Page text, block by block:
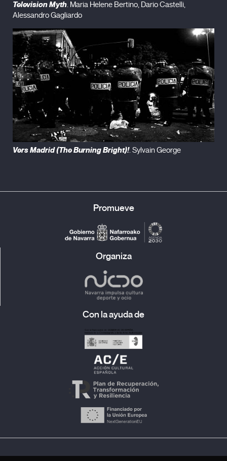
Television Myth. Maria Helene Bertino, Dario Castelli,
Alessandro Gagliardo
Vers Madrid (The Burning Bright)!. Sylvain George
Promueve
Organiza
Con la ayuda de